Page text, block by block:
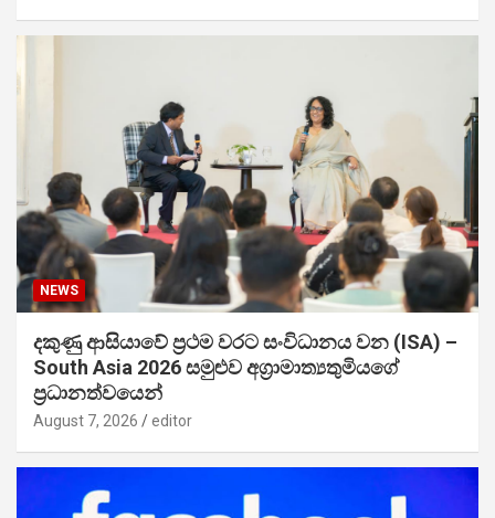
NEWS
දකුණු ආසියාවේ ප්‍රථම වරට සංවිධානය වන (ISA) –
South Asia 2026 සමුළුව අග්‍රාමාත්‍යතුමියගේ
ප්‍රධානත්වයෙන්
August 7, 2026 editor